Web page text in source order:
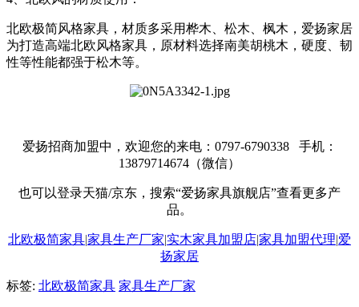
北欧极简风格家具，材质多采用桦木、松木、枫木，爱扬家居
为打造高端北欧风格家具，原材料选择南美胡桃木，硬度、韧
性等性能都强于松木等。
爱扬招商加盟中，欢迎您的来电：0797-6790338 手机：
13879714674（微信）
也可以登录天猫/京东，搜索“爱扬家具旗舰店”查看更多产
品。
北欧极简家具|家具生产厂家|实木家具加盟店|家具加盟代理|爱
扬家居
标签: 北欧极简家具 家具生产厂家